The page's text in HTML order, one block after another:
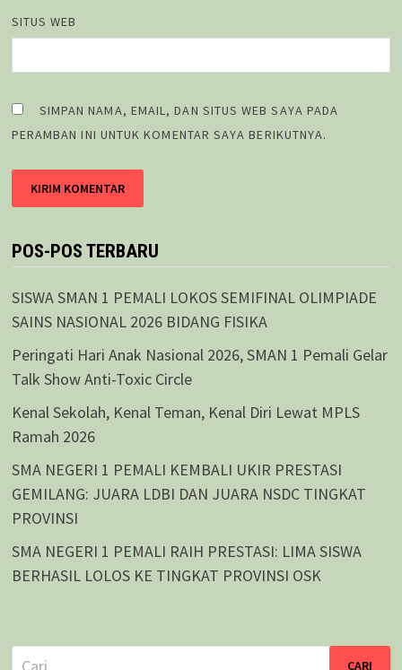
SITUS WEB
SIMPAN NAMA, EMAIL, DAN SITUS WEB SAYA PADA
PERAMBAN INI UNTUK KOMENTAR SAYA BERIKUTNYA.
POS-POS TERBARU
SISWA SMAN 1 PEMALI LOKOS SEMIFINAL OLIMPIADE
SAINS NASIONAL 2026 BIDANG FISIKA
Peringati Hari Anak Nasional 2026, SMAN 1 Pemali Gelar
Talk Show Anti-Toxic Circle
Kenal Sekolah, Kenal Teman, Kenal Diri Lewat MPLS
Ramah 2026
SMA NEGERI 1 PEMALI KEMBALI UKIR PRESTASI
GEMILANG: JUARA LDBI DAN JUARA NSDC TINGKAT
PROVINSI
SMA NEGERI 1 PEMALI RAIH PRESTASI: LIMA SISWA
BERHASIL LOLOS KE TINGKAT PROVINSI OSK
Cari